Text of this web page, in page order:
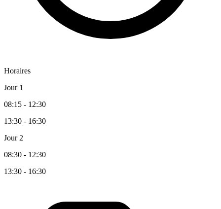
Horaires
Jour 1
08:15 - 12:30
13:30 - 16:30
Jour 2
08:30 - 12:30
13:30 - 16:30